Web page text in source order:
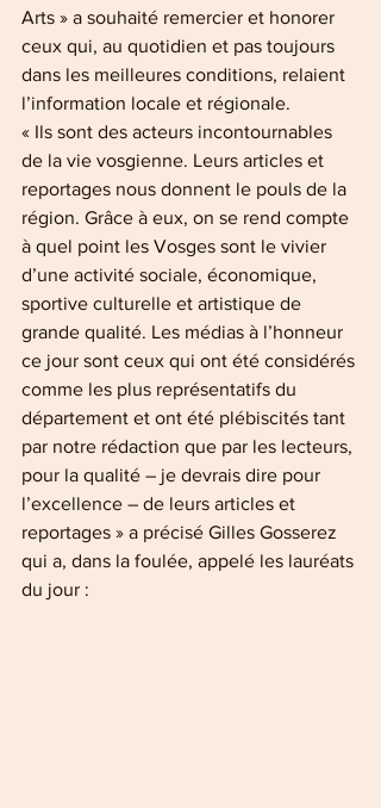
Arts » a souhaité remercier et honorer
ceux qui, au quotidien et pas toujours
dans les meilleures conditions, relaient
l’information locale et régionale.
« Ils sont des acteurs incontournables
de la vie vosgienne. Leurs articles et
reportages nous donnent le pouls de la
région. Grâce à eux, on se rend compte
à quel point les Vosges sont le vivier
d’une activité sociale, économique,
sportive culturelle et artistique de
grande qualité. Les médias à l’honneur
ce jour sont ceux qui ont été considérés
comme les plus représentatifs du
département et ont été plébiscités tant
par notre rédaction que par les lecteurs,
pour la qualité – je devrais dire pour
l’excellence – de leurs articles et
reportages » a précisé Gilles Gosserez
qui a, dans la foulée, appelé les lauréats
du jour :